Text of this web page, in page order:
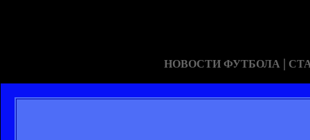
НОВОСТИ ФУТБОЛА |